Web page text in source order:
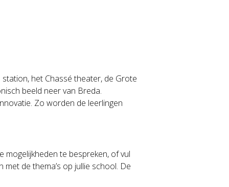
het Chassé theater, de Grote
beeld neer van Breda.
Zo worden de leerlingen
mogelijkheden te bespreken, of vul
de thema’s op jullie school. De